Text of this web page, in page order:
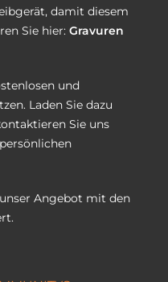
damit diesem
Sie hier: Gravuren
und
Laden Sie dazu
Sie uns
Angebot mit den